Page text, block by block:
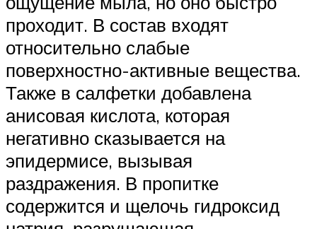
проходит. В состав входят
относительно слабые
поверхностно-активные вещества.
Также в салфетки добавлена
анисовая кислота, которая
негативно сказывается на
эпидермисе, вызывая
раздражения. В пропитке
содержится и щелочь гидроксид